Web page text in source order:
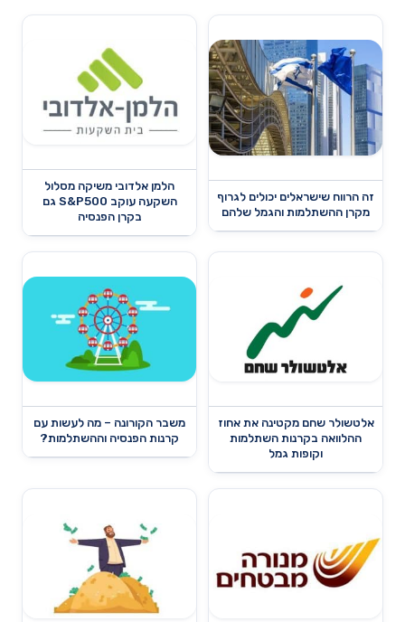
זה הרווח שישראלים יכולים לגרוף
מקרן ההשתלמות והגמל שלהם
הלמן אלדובי משיקה מסלול
השקעה עוקב S&P500 גם
בקרן הפנסיה
אלטשולר שחם מקטינה את אחוז
ההלוואה בקרנות השתלמות
וקופות גמל
משבר הקורונה – מה לעשות עם
קרנות הפנסיה וההשתלמות?